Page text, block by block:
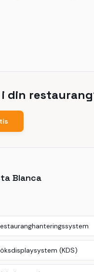
i din
Blanca
(KDS)